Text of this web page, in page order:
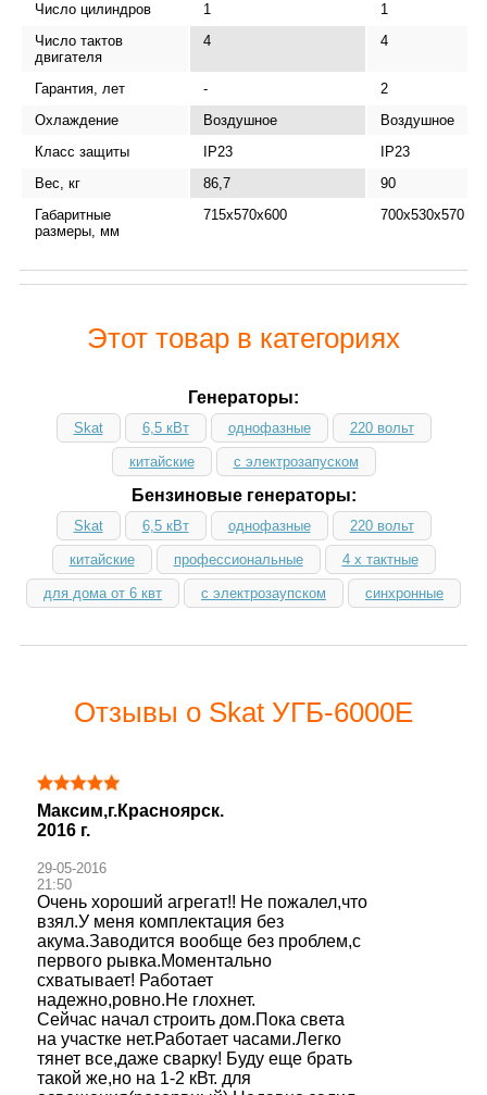
Число цилиндров 1
1
Число тактов
двигателя
4 4
Гарантия, лет -
2
Охлаждение
Воздушное
Воздушное
Класс защиты
IP23
IP23
Вес, кг
86,7
90
Габаритные
размеры, мм
715х570х600 700х530х570
Этот товар в категориях
Генераторы:
Skat 6,5 кВт однофазные 220 вольт
китайские с электрозапуском
Бензиновые генераторы:
Skat 6,5 кВт однофазные 220 вольт
китайские профессиональные 4 х тактные
для дома от 6 квт с электрозаупском синхронные
Отзывы о Skat УГБ-6000Е
Максим,г.Красноярск.
2016 г.
29-05-2016
21:50
Очень хороший агрегат!! Не пожалел,что
взял.У меня комплектация без
акума.Заводится вообще без проблем,с
первого рывка.Моментально
схватывает! Работает
надежно,ровно.Не глохнет.
Сейчас начал строить дом.Пока света
на участке нет.Работает часами.Легко
тянет все,даже сварку! Буду еще брать
такой же,но на 1-2 кВт. для